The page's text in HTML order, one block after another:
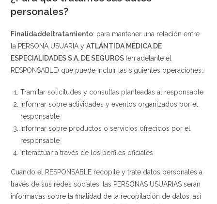
personales?
Finalidaddeltratamiento: para mantener una relación entre
la PERSONA USUARIA yATLÁNTIDA MÉDICA DE
ESPECIALIDADES S.A. DE SEGUROS (en adelante el
RESPONSABLE) que puede incluir las siguientes operaciones:
Tramitar solicitudes y consultas planteadas al responsable
Informar sobre actividades y eventos organizados por el
responsable
Informar sobre productos o servicios ofrecidos por el
responsable
Interactuar a través de los perfiles oficiales
Cuando el RESPONSABLE recopile y trate datos personales a
través de sus redes sociales, las PERSONAS USUARIAS serán
informadas sobre la finalidad de la recopilación de datos, así